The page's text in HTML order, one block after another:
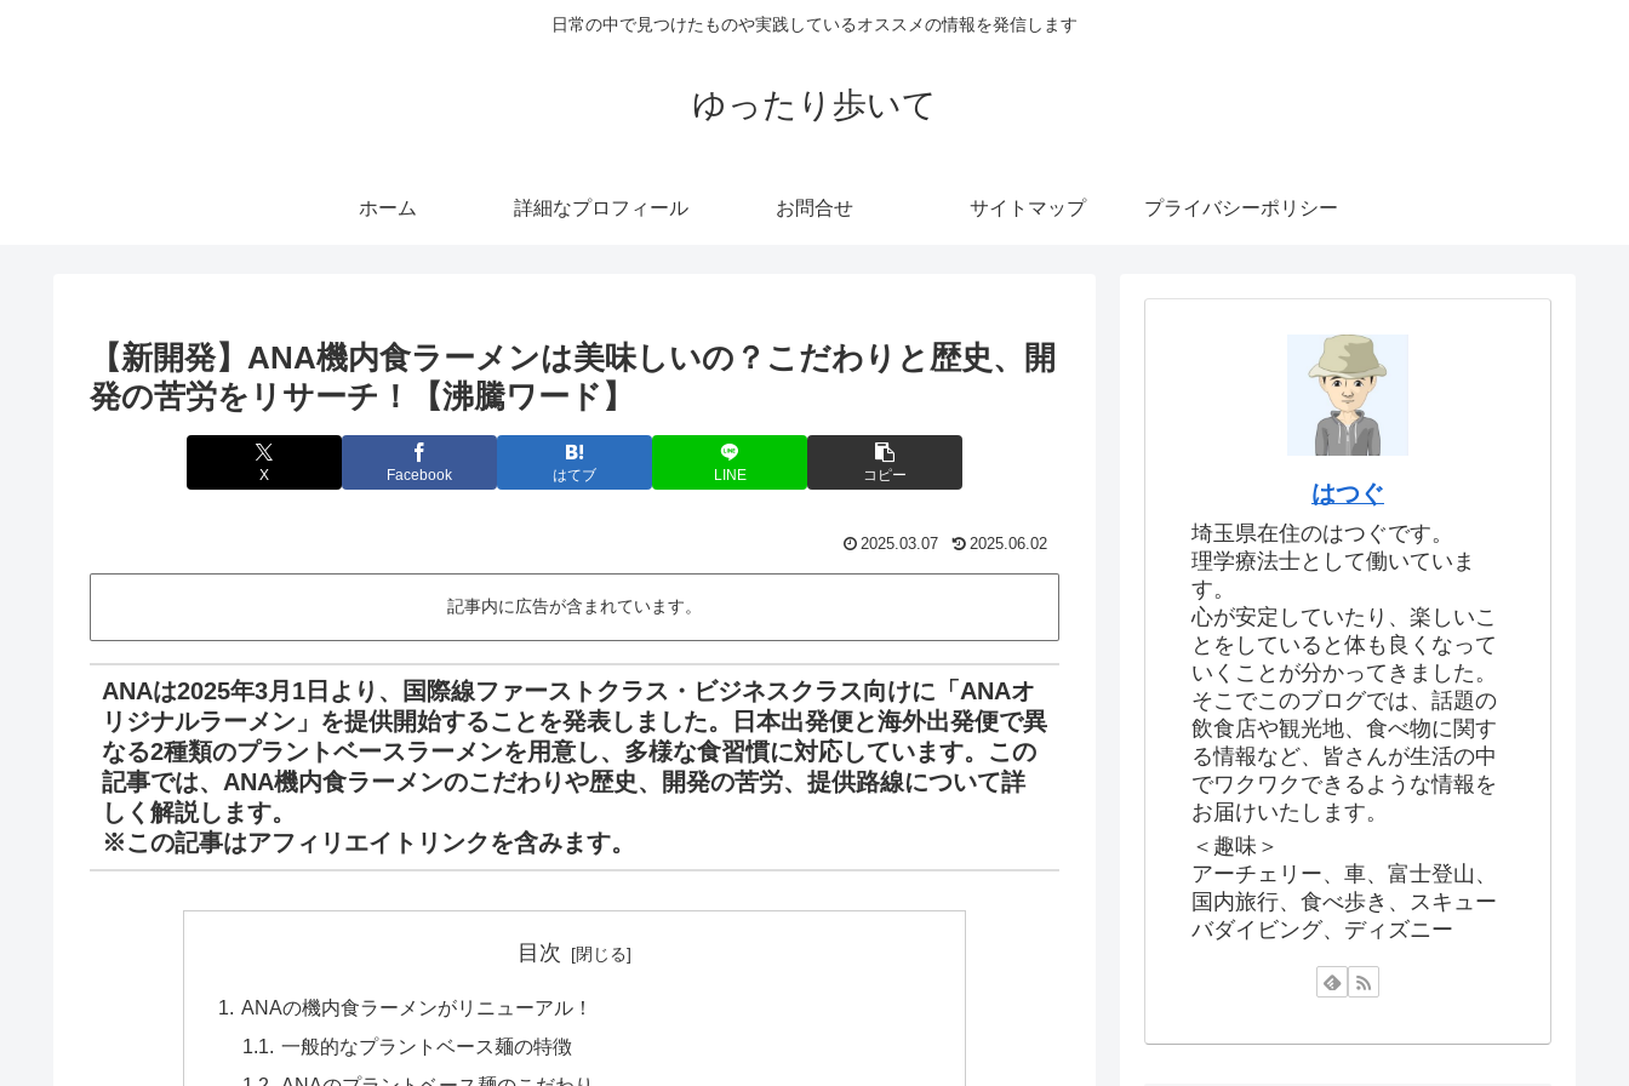
日常の中で見つけたものや実践しているオススメの情報を発信します
ゆったり歩いて
ホーム 詳細なプロフィール お問合せ サイトマップ プライバシーポリシー
【新開発】ANA機内食ラーメンは美味しいの？こだわりと歴史、開
発の苦労をリサーチ！【沸騰ワード】
X Facebook はてブ LINE コピー
2025.03.07 2025.06.02
記事内に広告が含まれています。
ANAは2025年3月1日より、国際線ファーストクラス・ビジネスクラス向けに「ANAオ
リジナルラーメン」を提供開始することを発表しました。日本出発便と海外出発便で異
なる2種類のプラントベースラーメンを用意し、多様な食習慣に対応しています。この
記事では、ANA機内食ラーメンのこだわりや歴史、開発の苦労、提供路線について詳
しく解説します。
※この記事はアフィリエイトリンクを含みます。
目次
ANAの機内食ラーメンがリニューアル！
一般的なプラントベース麺の特徴
はつぐ
埼玉県在住のはつぐです。
理学療法士として働いていま
す。
心が安定していたり、楽しいこ
とをしていると体も良くなって
いくことが分かってきました。
そこでこのブログでは、話題の
飲食店や観光地、食べ物に関す
る情報など、皆さんが生活の中
でワクワクできるような情報を
お届けいたします。
＜趣味＞
アーチェリー、車、富士登山、
国内旅行、食べ歩き、スキュー
バダイビング、ディズニー